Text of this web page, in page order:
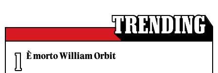
È morto William Orbit